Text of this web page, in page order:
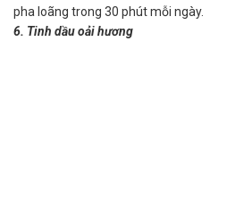
pha loãng trong 30 phút mỗi ngày.
6. Tinh dầu oải hương